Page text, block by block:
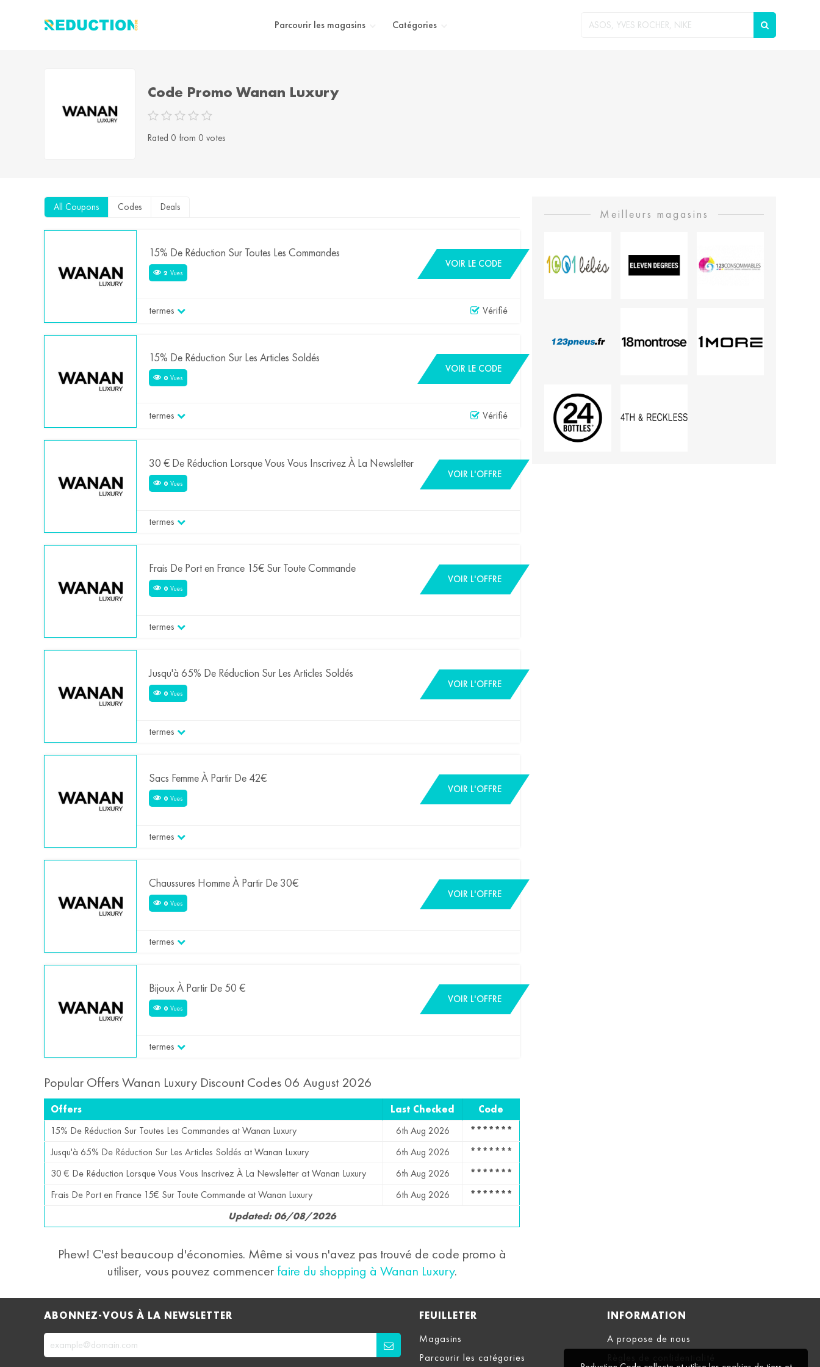
Parcourir les magasins Catégories
Code Promo Wanan Luxury
Rated 0 from 0 votes
All Coupons Codes Deals
15% De Réduction Sur Toutes Les Commandes
2 Vues
VOIR LE CODE
termes Vérifié
15% De Réduction Sur Les Articles Soldés
0 Vues
VOIR LE CODE
termes Vérifié
30 € De Réduction Lorsque Vous Vous Inscrivez À La Newsletter
0 Vues
VOIR L'OFFRE
termes
Frais De Port en France 15€ Sur Toute Commande
0 Vues
VOIR L'OFFRE
termes
Jusqu'à 65% De Réduction Sur Les Articles Soldés
0 Vues
VOIR L'OFFRE
termes
Sacs Femme À Partir De 42€
0 Vues
VOIR L'OFFRE
termes
Chaussures Homme À Partir De 30€
0 Vues
VOIR L'OFFRE
termes
Bijoux À Partir De 50 €
0 Vues
VOIR L'OFFRE
termes
Popular Offers Wanan Luxury Discount Codes 06 August 2026
Offers Last Checked
Code
15% De Réduction Sur Toutes Les Commandes at Wanan Luxury
6th Aug 2026
*******
Jusqu'à 65% De Réduction Sur Les Articles Soldés at Wanan Luxury
6th Aug 2026
*******
30 € De Réduction Lorsque Vous Vous Inscrivez À La Newsletter at Wanan Luxury
6th Aug 2026
*******
Frais De Port en France 15€ Sur Toute Commande at Wanan Luxury
6th Aug 2026
*******
Updated: 06/08/2026
Phew! C'est beaucoup d'économies. Même si vous n'avez pas trouvé de code promo à
utiliser, vous pouvez commencer faire du shopping à Wanan Luxury.
Meilleurs magasins
ABONNEZ-VOUS À LA NEWSLETTER FEUILLETER
Magasins
Parcourir les catégories
INFORMATION
A propose de nous